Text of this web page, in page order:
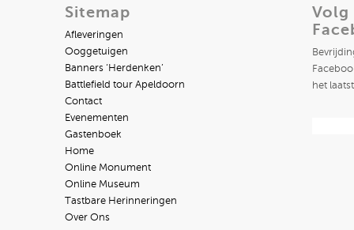
Sitemap
Afleveringen
Ooggetuigen
Banners ‘Herdenken’
Battlefield tour Apeldoorn
Contact
Evenementen
Gastenboek
Home
Online Monument
Online Museum
Tastbare Herinneringen
Over Ons
Volg
het